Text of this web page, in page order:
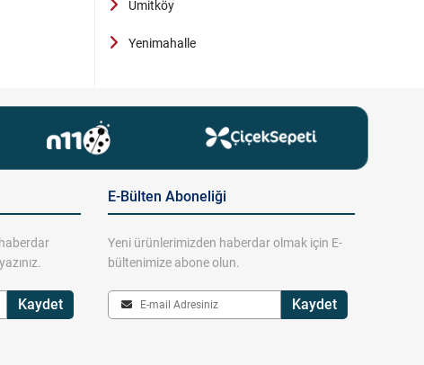
Ümitköy
Yenimahalle
Kaydet
E-Bülten Aboneliği
Yeni ürünlerimizden haberdar olmak için E-
bültenimize abone olun.
Kaydet